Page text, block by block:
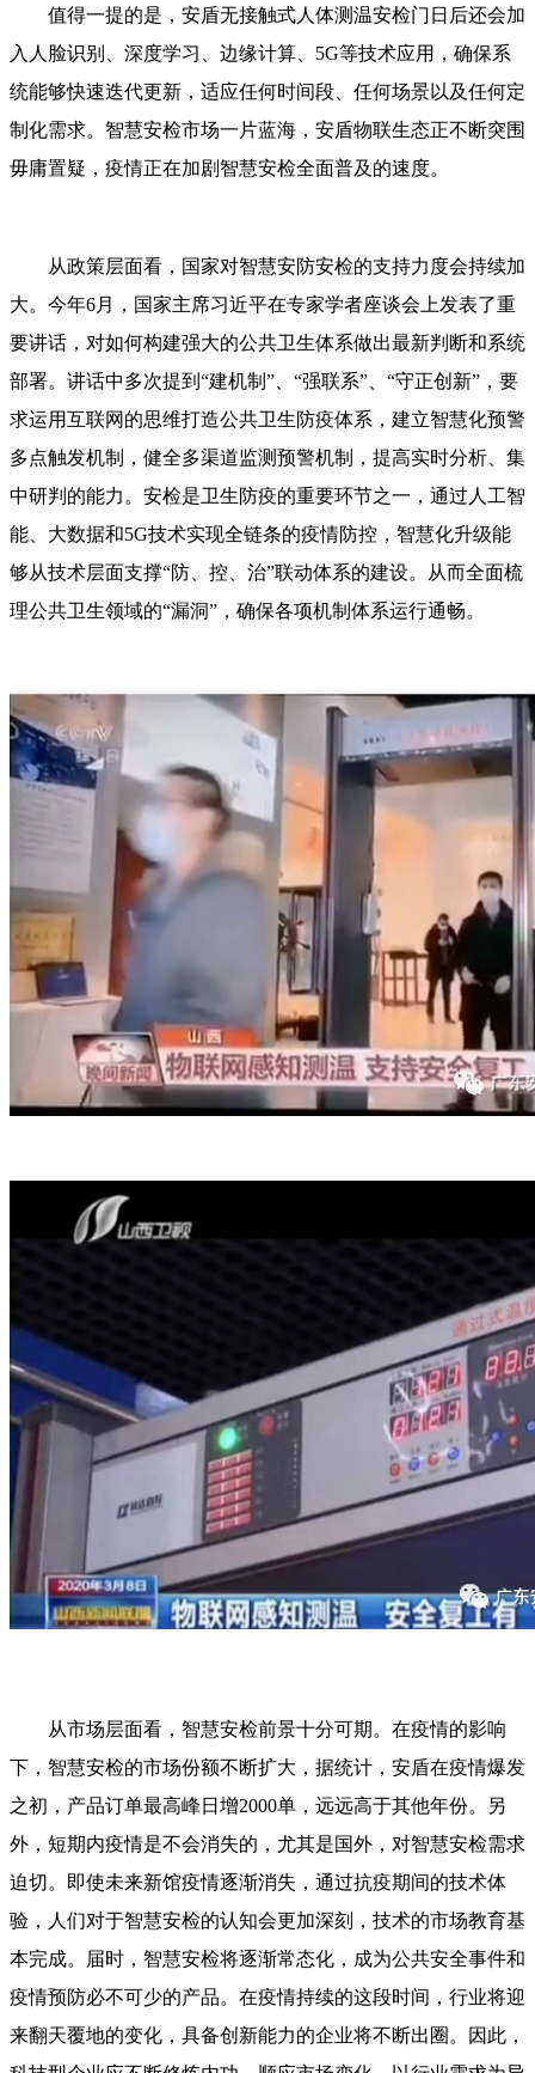
值得一提的是，安盾无接触式人体测温安检门日后还会加
入人脸识别、深度学习、边缘计算、5G等技术应用，确保系
统能够快速迭代更新，适应任何时间段、任何场景以及任何定
制化需求。智慧安检市场一片蓝海，安盾物联生态正不断突围
毋庸置疑，疫情正在加剧智慧安检全面普及的速度。
从政策层面看，国家对智慧安防安检的支持力度会持续加
大。今年6月，国家主席习近平在专家学者座谈会上发表了重
要讲话，对如何构建强大的公共卫生体系做出最新判断和系统
部署。讲话中多次提到“建机制”、“强联系”、“守正创新”，要
求运用互联网的思维打造公共卫生防疫体系，建立智慧化预警
多点触发机制，健全多渠道监测预警机制，提高实时分析、集
中研判的能力。安检是卫生防疫的重要环节之一，通过人工智
能、大数据和5G技术实现全链条的疫情防控，智慧化升级能
够从技术层面支撑“防、控、治”联动体系的建设。从而全面梳
理公共卫生领域的“漏洞”，确保各项机制体系运行通畅。
从市场层面看，智慧安检前景十分可期。在疫情的影响
下，智慧安检的市场份额不断扩大，据统计，安盾在疫情爆发
之初，产品订单最高峰日增2000单，远远高于其他年份。另
外，短期内疫情是不会消失的，尤其是国外，对智慧安检需求
迫切。即使未来新馆疫情逐渐消失，通过抗疫期间的技术体
验，人们对于智慧安检的认知会更加深刻，技术的市场教育基
本完成。届时，智慧安检将逐渐常态化，成为公共安全事件和
疫情预防必不可少的产品。在疫情持续的这段时间，行业将迎
来翻天覆地的变化，具备创新能力的企业将不断出圈。因此，